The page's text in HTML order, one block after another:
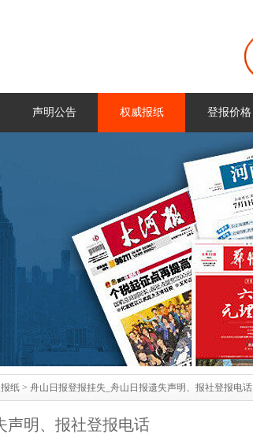
声明公告 权威报纸 登报价格
纸 > 舟山日报登报挂失_舟山日报遗失声明、报社登报电话
声明、报社登报电话